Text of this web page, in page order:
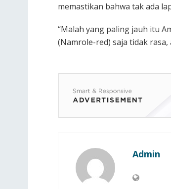
memastikan bahwa tak ada
“Malah yang paling jauh itu
(Namrole-red) saja tidak
Admin